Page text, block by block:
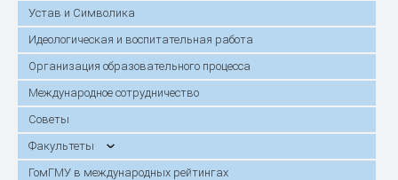
Устав и Символика
Идеологическая и воспитательная работа
Организация образовательного процесса
Международное сотрудничество
Советы
Факультеты
ГомГМУ в международных рейтингах